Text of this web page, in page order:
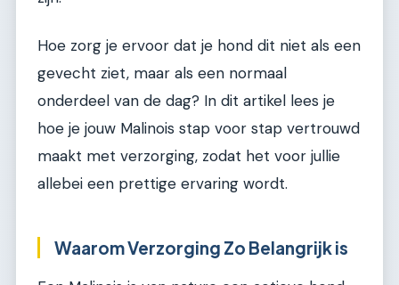
Hoe zorg je ervoor dat je hond dit niet als een
gevecht ziet, maar als een normaal
onderdeel van de dag? In dit artikel lees je
hoe je jouw Malinois stap voor stap vertrouwd
maakt met verzorging, zodat het voor jullie
allebei een prettige ervaring wordt.
Waarom Verzorging Zo Belangrijk is